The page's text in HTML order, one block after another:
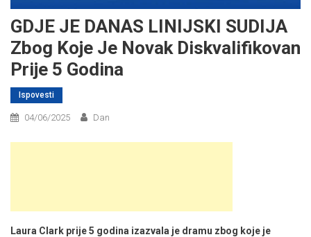
GDJE JE DANAS LINIJSKI SUDIJA
Zbog Koje Je Novak Diskvalifikovan
Prije 5 Godina
Ispovesti
04/06/2025 Dan
Laura Clark prije 5 godina izazvala je dramu zbog koje je